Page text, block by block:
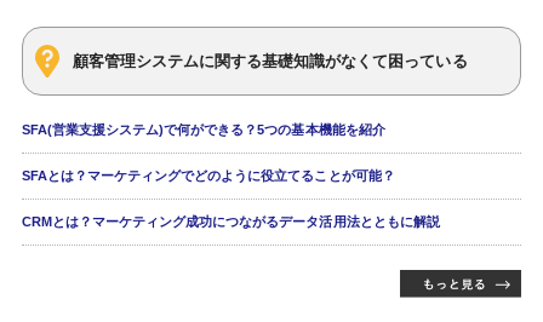
顧客管理システムに関する基礎知識がなくて困っている
SFA(営業支援システム)で何ができる？5つの基本機能を紹介
SFAとは？マーケティングでどのように役立てることが可能？
CRMとは？マーケティング成功につながるデータ活用法とともに解説